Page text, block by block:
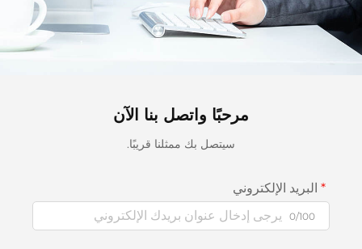
مرحبًا واتصل بنا الآن
سيتصل بك ممثلنا قريبًا.
البريد الإلكتروني
0/100